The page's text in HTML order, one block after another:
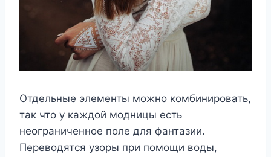
Отдельные элементы можно комбинировать,
так что у каждой модницы есть
неограниченное поле для фантазии.
Переводятся узоры при помощи воды,